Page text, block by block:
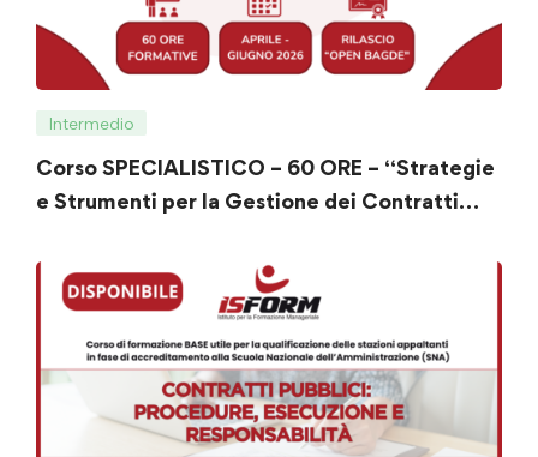
Intermedio
Corso SPECIALISTICO – 60 ORE – “Strategie
e Strumenti per la Gestione dei Contratti